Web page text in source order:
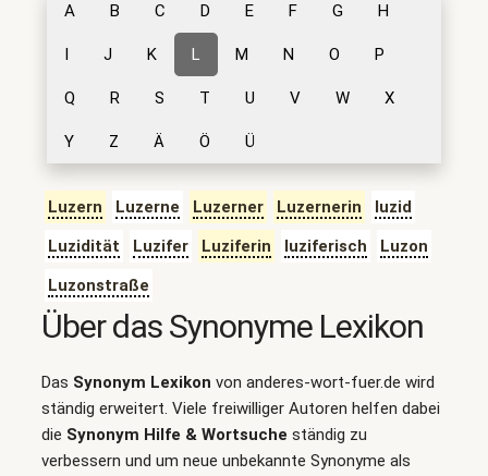
A B C D E F G H
I J K L M N O P
Q R S T U V W X
Y Z Ä Ö Ü
Luzern Luzerne Luzerner Luzernerin
luzid
Luzidität
Luzifer Luziferin luziferisch
Luzon
Luzonstraße
Über das Synonyme Lexikon
Das Synonym Lexikon von anderes-wort-fuer.de wird
ständig erweitert. Viele freiwilliger Autoren helfen dabei
die Synonym Hilfe & Wortsuche ständig zu
verbessern und um neue unbekannte Synonyme als